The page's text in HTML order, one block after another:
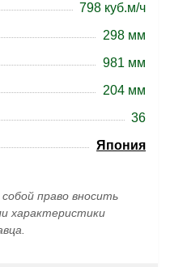
798 куб.м/ч
298 мм
981 мм
204 мм
36
Япония
право вносить
характеристики